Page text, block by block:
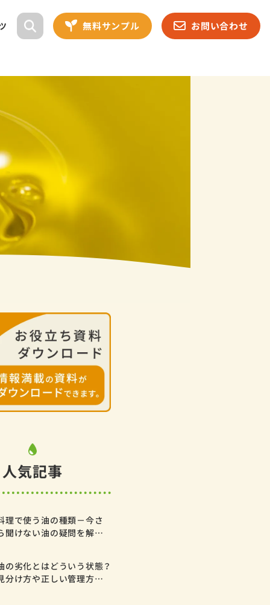
無料サンプル お問い合わせ
人気記事
理で使う油の種類－今さ
聞けない油の疑問を解説
の劣化とはどういう状態？
分け方や正しい管理方法